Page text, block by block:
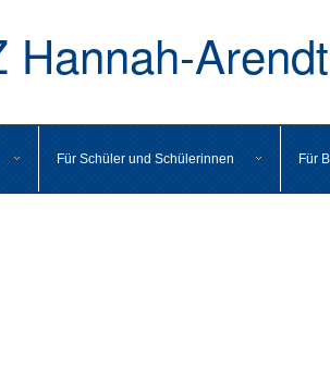
Hannah-
Für Schüler und Schülerinnen Für